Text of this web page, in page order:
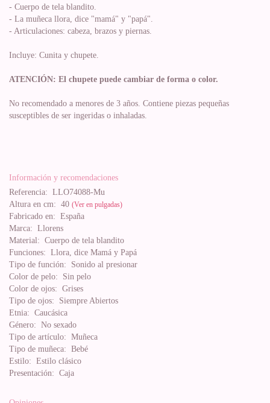
- Cuerpo de tela blandito.
- La muñeca llora, dice "mamá" y "papá".
- Articulaciones: cabeza, brazos y piernas.
Incluye: Cunita y chupete.
ATENCIÓN: El chupete puede cambiar de forma o color.
No recomendado a menores de 3 años. Contiene piezas pequeñas
susceptibles de ser ingeridas o inhaladas.
Información y recomendaciones
Referencia: LLO74088-Mu
Altura en cm: 40 (Ver en pulgadas)
Fabricado en: España
Marca: Llorens
Material: Cuerpo de tela blandito
Funciones: Llora, dice Mamá y Papá
Tipo de función: Sonido al presionar
Color de pelo: Sin pelo
Color de ojos: Grises
Tipo de ojos: Siempre Abiertos
Etnia: Caucásica
Género: No sexado
Tipo de artículo: Muñeca
Tipo de muñeca: Bebé
Estilo: Estilo clásico
Presentación: Caja